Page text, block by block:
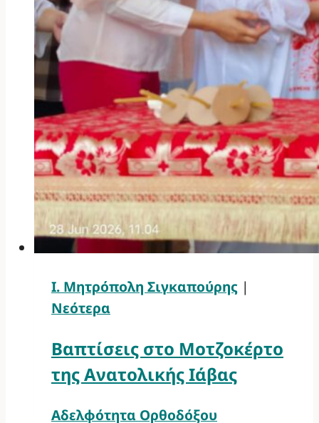
Ι. Μητρόπολη Σιγκαπούρης |
Νεότερα
Βαπτίσεις στο Μοτζοκέρτο
της Ανατολικής Ιάβας
Αδελφότητα Ορθοδόξου